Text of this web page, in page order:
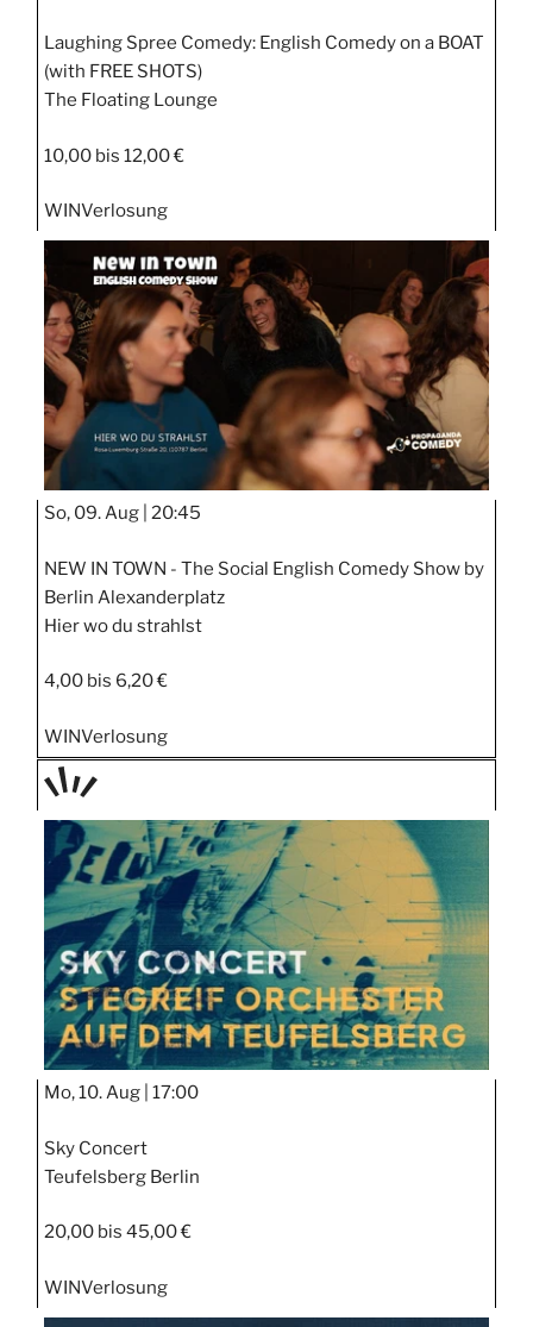
Laughing Spree Comedy: English Comedy on a BOAT
(with FREE SHOTS)
The Floating Lounge
10,00 bis 12,00 €
WINVerlosung
So, 09. Aug | 20:45
NEW IN TOWN - The Social English Comedy Show by
Berlin Alexanderplatz
Hier wo du strahlst
4,00 bis 6,20 €
WINVerlosung
TAGE
STIPP
Mo, 10. Aug | 17:00
Sky Concert
Teufelsberg Berlin
20,00 bis 45,00 €
WINVerlosung